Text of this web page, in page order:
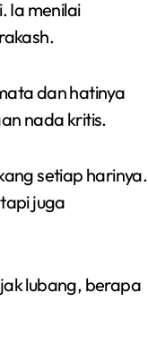
Ia menilai
dan hatinya
nada kritis.
setiap harinya.
juga
lubang, berapa